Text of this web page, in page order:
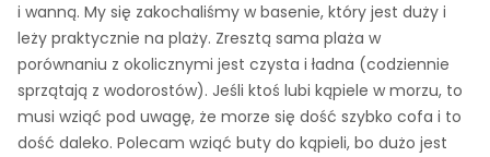
i wanną. My się zakochaliśmy w basenie, który jest duży i
leży praktycznie na plaży. Zresztą sama plaża w
porównaniu z okolicznymi jest czysta i ładna (codziennie
sprzątają z wodorostów). Jeśli ktoś lubi kąpiele w morzu, to
musi wziąć pod uwagę, że morze się dość szybko cofa i to
dość daleko. Polecam wziąć buty do kąpieli, bo dużo jest